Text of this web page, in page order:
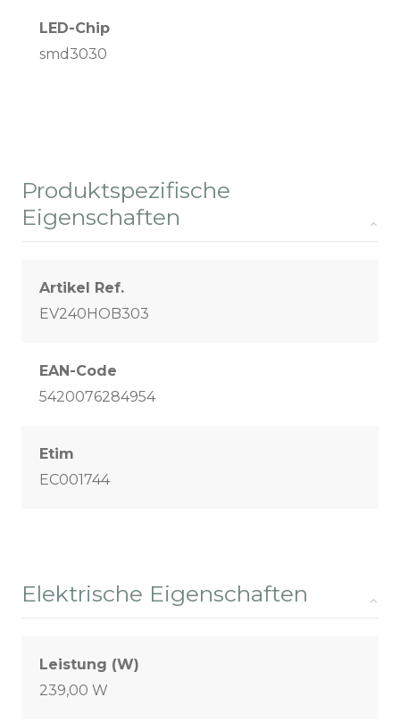
LED-Chip
smd3030
Produktspezifische
Eigenschaften
Artikel Ref.
EV240HOB303
EAN-Code
5420076284954
Etim
EC001744
Elektrische Eigenschaften
Leistung (W)
239,00 W